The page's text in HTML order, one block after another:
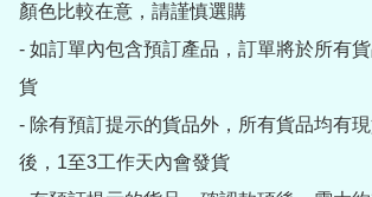
顏色比較在意，請謹慎選購
- 如訂單內包含預訂產品，訂單將於所有
貨
- 除有預訂提示的貨品外，所有貨品均有
後，1至3工作天內會發貨